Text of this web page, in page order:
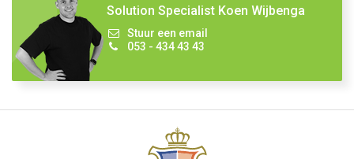
Solution Specialist Koen Wijbenga
Stuur een email
053 - 434 43 43